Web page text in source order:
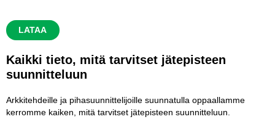
Kaikki tieto, mitä tarvitset jätepisteen
suunnitteluun
Arkkitehdeille ja pihasuunnittelijoille suunnatulla oppaallamme
kerromme kaiken, mitä tarvitset jätepisteen suunnitteluun.